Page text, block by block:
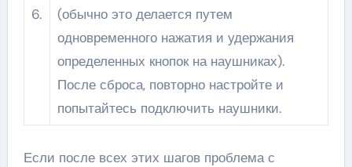
6.
(обычно это делается путем
одновременного нажатия и удержания
определенных кнопок на наушниках).
После сброса, повторно настройте и
попытайтесь подключить наушники.
Если после всех этих шагов проблема с